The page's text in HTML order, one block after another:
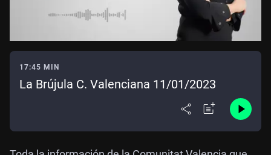
17:45 MIN
La Brújula C. Valenciana 11/01/2023